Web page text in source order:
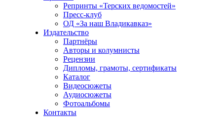
Репринты «Терских ведомостей»
Пресс-клуб
ОД «За наш Владикавказ»
Издательство
Партнёры
Авторы и колумнисты
Рецензии
Дипломы, грамоты, сертификаты
Каталог
Видеосюжеты
Аудиосюжеты
Фотоальбомы
Контакты